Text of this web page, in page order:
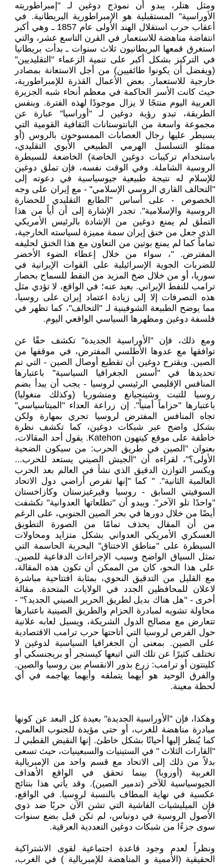
ومثل هتلر، يبدو أن نموذج دوغين لـ "إمبراطوريته
الأوراسية" المستقبلية هو الإمبراطورية البريطانية. في
أعقاب حرب استقلال الهند الأولى عام 1857 ـ وهي أكبر
انتفاضة مناهضة للاستعمار في القرن التاسع عشر، والتي
استغرق قمعها البريطانيون ثلاث سنوات ـ بدأت بريطانيا
في التركيز بشكل أكبر على تنمية الزعماء "التقليديين"
(ويفضل أن يكونوا طائفيين) من أجل الاستعانة بمصادر
خارجية للاستعمار. بعض الأعمال القذرة للإمبراطورية،
حيث كانت الأسر الحاكمة في معظم أنحاء شبه الجزيرة
العربية اليوم منتجًا لا يزال موجودًا لهذه الفترة. وبنفس
الطريقة، تبدو رؤية دوغين لـ "أوراسيا" عبارة عن
مجموعة واسعة من البانتوستانات الثقافية القومية التي
يسيطر عليها رجال العصابات الممسوحون بالروس (أو
ممثلو التسلسل الهرمي الطبيعي الأبوي التقليدي،
باستخدام تركيبات دوغين الخاصة) الخاضعة للسيطرة
الروسية الشاملة. وفي الوقت نفسه، فإن تملق دوغين
للإسلام له نتيجة طبيعية جيوسياسية في دعوته إلى
"التحالف القاري الروسي الإسلامي" - مع إيران على وجه
الخصوص - على أساس "الطابع التقليدي للحضارة
الروسية والإسلامية". تجدر الإشارة إلى أن أياً من هذا
التملق لم يمنع دوغين من الإشادة بالرئيس الأمريكي
الذي جعل من خنق إيران سمة مميزة لسياسته الخارجية،
تماماً كما لم يمنع بوتين من التعاون مع هذا الخنق لحليفه
المفترض. "، سواء من خلال إعطاء الضوء الأخضر
للضربات الجوية الإسرائيلية على القوات الإيرانية في
سوريا، أو من خلال ضخ المزيد من النفط للسماح بحصار
ترامب للنفط الإيراني. بعيد عنه؛ في الواقع، لا تؤدي مثل
هذه التصرفات إلا إلى زيادة اعتماد إيران على روسيا،
مما يوضح الطبيعة الشوفينية لـ "التحالف"، كما تظهر في
فلسفة دوغين ومظهرها السياسي الواقعي اليوم.
ومع ذلك، فإن "الأوراسية الجديدة" تكشف حقًا عن
توافقها مع عدوها الأطلسي المفترض، في موقفها من
الصين. ويقترح دوغين أن تقطيع أوصال الصين - التي تم
تحديدها في "أسس الجغرافيا السياسية" باعتبارها
المنافس الإقليمي الرئيسي لروسيا - يجب أن يبدأ بضم
روسيا للتبت وشينجيانغ ومنشوريا (وكذلك منغوليا)
باعتبارها "حزاماً أمنياً". إن زراعة العداء "الميتاسياسي"
تجاه المنافس المفترض لروسيا تجري بمهارة ولكن
بشكل واضح عبر شبكات دوغين، كما تكشف نظرة
خاطفة على موقع كيتهون Katehon. يقول أحد المقالات،
بعنوان "الصين في طريق الحرب: من سيكون الضحية
الأولى؟"، لقراءه أن "الجيش الصيني يستعد للحرب...
ويكسر التوازن الدقيق الذي نشأ في العالم بعد الحرب
العالمية الثانية". " كما "إنها تقرص أراضي دول الاتحاد
السوفيتي السابق - روسيا وقيرغيزستان وكازاخستان
"واحدًا تلو الآخر". ويبدو أن "تطلعاتها العدوانية" تكشفت
أيضًا من خلال دورها في بحر الصين الجنوبي، على الرغم
من أن المقال يحذف تمامًا من الصورة التطويق
العسكري الأمريكي العدواني بشكل متزايد ومحاولات
السيطرة على "مناطق الاختناق" البحرية الحاسمة التي
تمثل السياق الواضح وسبب الإجراءات الدفاعية للصين.
على هذا النحو، كان من الممكن أن تكون هذه المقالة،
مع القليل من التدقيق النحوي، بمثابة افتتاحية مباشرة
لاعلان للمحافظين الجدد في الولايات المتحدة. مقالة
أخرى - "هل هناك بديل لطريق الحرير الصيني الجديد؟" -
محاولة تشويه لمبادرة الحزام والطريق الصينية باعتبارها
تتعارض مع مصالح الدول الشريكة، ويسيل لعابه علانية
حول الفرص لروسيا التي أتاحتها حرب ترامب الاقتصادية
على الصين. بمعنى أن الجغرافيا السياسية لدوغين لا
تختلف كثيرًا عن تلك التي اتبعها كيسنجر أو بريجنسكي أو
كلينتون أو ترامب: زرع بذور الانقسام بين روسيا والصين.
والفرق الوحيد هو أيهما يتملقه وأيهما يهاجمه في أي
لحظة معينة.
وهكذا، فإن "الأوراسية الجديدة" بعيدة كل البعد عن كونها
مبادرة مناهضة للغرب، أو حتى مؤيدة للجنوب العالمي،
كما يُنظر إليها أحيانًا بشكل خاطئ. إنها النقيض القطبي لـ
"القارات الثلاث " في الستينيات والسبعينيات، حيث تسعى
بدلاً من ذلك إلى الاتحاد مع قسم واحد من الإمبريالية
الغربية (أوروبا) بينما تحقق في الواقع الأهداف
الجيوسياسية للآخر (تدمير الصين). وقد يأتي هذا بنتائج
عكسية في نهاية المطاف بالنسبة لروسيا. في الواقع،
فإن الميليشيات الفاشية التي تشن الآن حربًا ضد ذوي
الأصول الروسية في دونباس، لم تكن قبل بضع سنوات
سوى جزءًا من شبكات دوغين التعددية العرقية.
ونظراً لعدم وجود قاعدة اجتماعية لقوى الاشتراكية
الحقيقية (الأممية و المناهضة للإمبريالية ) في الغرب،